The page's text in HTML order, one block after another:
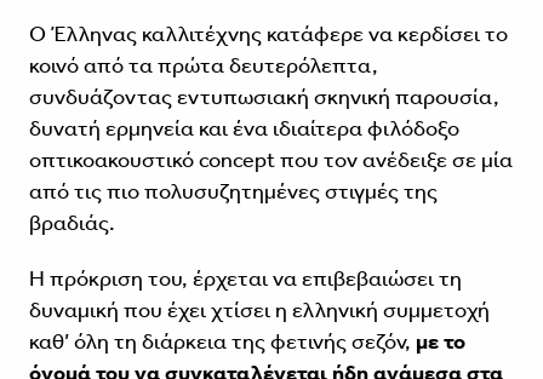
O Έλληνας καλλιτέχνης κατάφερε να κερδίσει το
κοινό από τα πρώτα δευτερόλεπτα,
συνδυάζοντας εντυπωσιακή σκηνική παρουσία,
δυνατή ερμηνεία και ένα ιδιαίτερα φιλόδοξο
οπτικοακουστικό concept που τον ανέδειξε σε μία
από τις πιο πολυσυζητημένες στιγμές της
βραδιάς.
Η πρόκριση του, έρχεται να επιβεβαιώσει τη
δυναμική που έχει χτίσει η ελληνική συμμετοχή
καθ’ όλη τη διάρκεια της φετινής σεζόν, με το
όνομά του να συγκαταλέγεται ήδη ανάμεσα στα